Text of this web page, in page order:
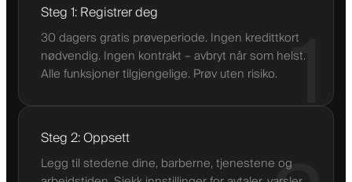
1
Steg 1: Registrer deg
30 dagers gratis prøveperiode. Ingen kredittkort
nødvendig. Ingen kontrakt – avbryt når som helst.
Alle funksjoner tilgjengelige. Prøv uten risiko.
Steg 2: Oppsett
Legg til stedene dine, barberne, tjenestene og